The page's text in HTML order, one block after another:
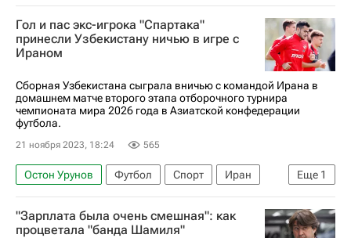
Спартак Москва
Гол и пас экс-игрока "Спартака"
принесли Узбекистану ничью в игре с
Ираном
Сборная Узбекистана сыграла вничью с командой Ирана в
домашнем матче второго этапа отборочного турнира
чемпионата мира 2026 года в Азиатской конфедерации
футбола.
21 ноября 2023, 18:24 565
Еще 1
Остон Урунов Футбол Спорт
Иран
Спартак Москва
"Зарплата была очень смешная": как
процветала "банда Шамиля"